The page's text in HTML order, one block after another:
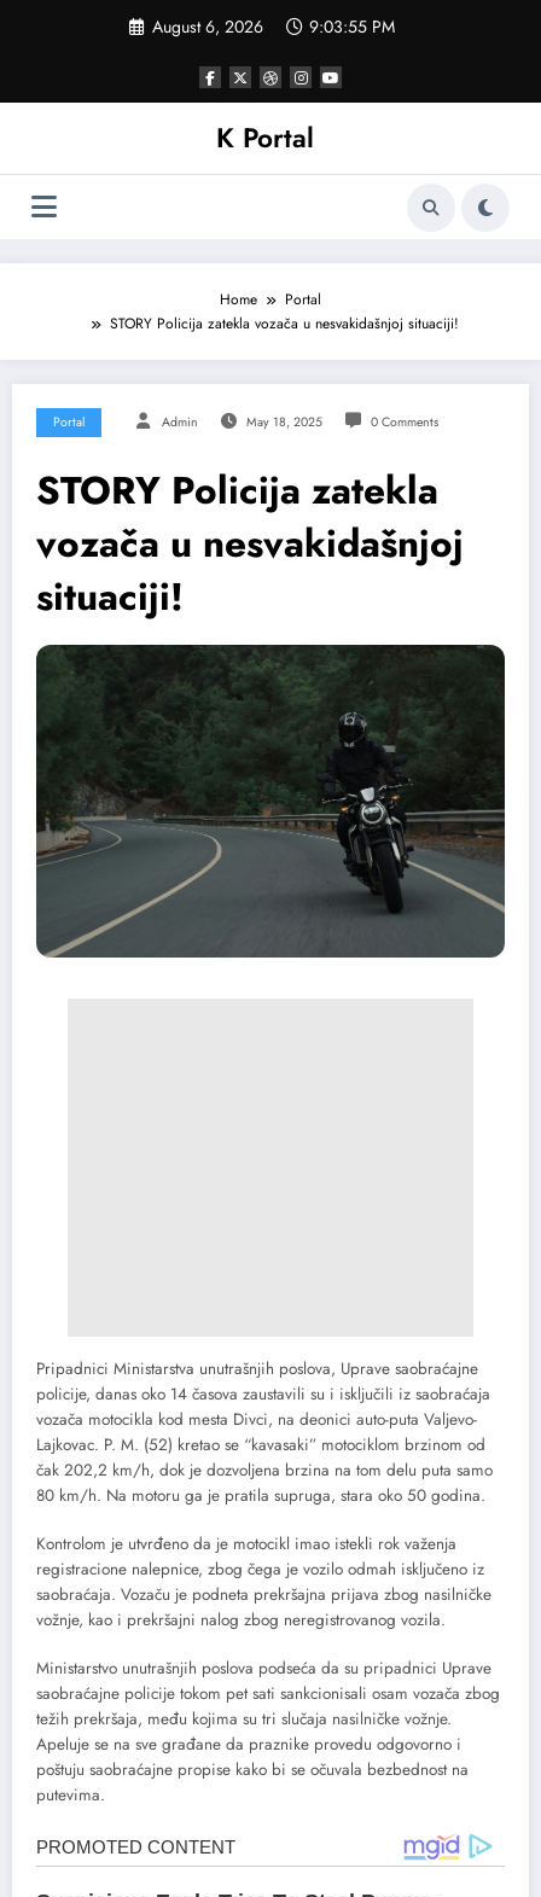
August 6, 2026 9:03:57 PM
K Portal
Home
Portal
STORY Policija zatekla vozača u nesvakidašnjoj situaciji!
Portal Admin May 18, 2025 0 Comments
STORY Policija zatekla
vozača u nesvakidašnjoj
situaciji!
Pripadnici Ministarstva unutrašnjih poslova, Uprave saobraćajne
policije, danas oko 14 časova zaustavili su i isključili iz saobraćaja
vozača motocikla kod mesta Divci, na deonici auto-puta Valjevo-
Lajkovac. P. M. (52) kretao se “kavasaki” motociklom brzinom od
čak 202,2 km/h, dok je dozvoljena brzina na tom delu puta samo
80 km/h. Na motoru ga je pratila supruga, stara oko 50 godina.
Kontrolom je utvrđeno da je motocikl imao istekli rok važenja
registracione nalepnice, zbog čega je vozilo odmah isključeno iz
saobraćaja. Vozaču je podneta prekršajna prijava zbog nasilničke
vožnje, kao i prekršajni nalog zbog neregistrovanog vozila.
Ministarstvo unutrašnjih poslova podseća da su pripadnici Uprave
saobraćajne policije tokom pet sati sankcionisali osam vozača zbog
težih prekršaja, među kojima su tri slučaja nasilničke vožnje.
Apeluje se na sve građane da praznike provedu odgovorno i
poštuju saobraćajne propise kako bi se očuvala bezbednost na
putevima.